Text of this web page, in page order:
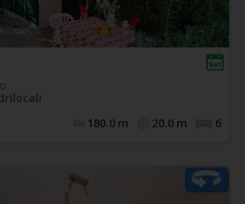
6
20.0 m
180.0 m
matrimoniale (una piazza e 1/2) tipo
matrimoniale, camera doppia, bagno
cabina doccia,
privato attrezzato.